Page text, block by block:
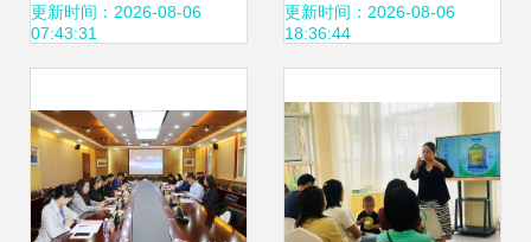
的新篇章
更新时间：2026-08-06
07:43:31
更新时间：2026-08-06
18:36:44